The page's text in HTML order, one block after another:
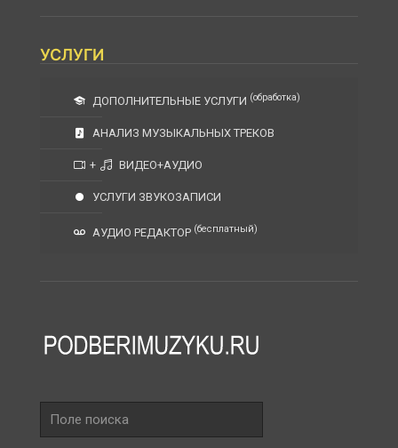
УСЛУГИ
ДОПОЛНИТЕЛЬНЫЕ УСЛУГИ (обработка)
АНАЛИЗ МУЗЫКАЛЬНЫХ ТРЕКОВ
+ ВИДЕО+АУДИО
УСЛУГИ ЗВУКОЗАПИСИ
АУДИО РЕДАКТОР (бесплатный)
поиска